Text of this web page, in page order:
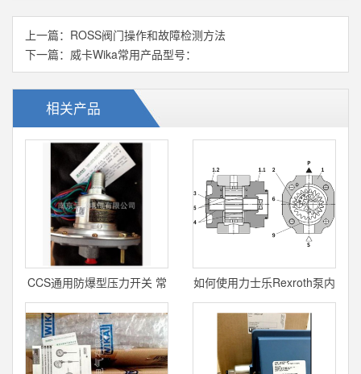
上一篇： ROSS阀门操作和故障检测方法
下一篇： 威卡Wika常用产品型号：
相关产品
CCS通用防爆型压力开关 常
用系列
如何使用力士乐Rexroth泵内
啮合齿轮泵PGF 设置过程